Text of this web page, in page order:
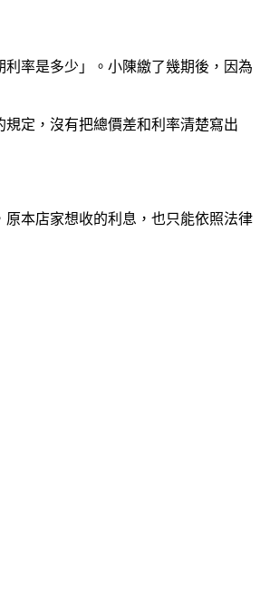
率是多少」。小陳繳了幾期後，因為
定，沒有把總價差和利率清楚寫出
本店家想收的利息，也只能依照法律